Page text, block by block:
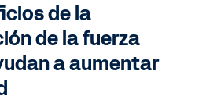
de la
de la fuerza
a aumentar